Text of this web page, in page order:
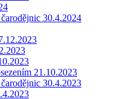
30.4.2024
21.10.2023
30.4.2023